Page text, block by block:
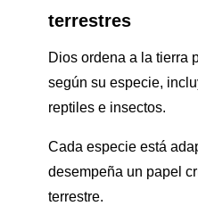
terrestres
Dios ordena a la tierra
según su especie,
reptiles e insectos.
Cada especie está
desempeña un papel
terrestre.